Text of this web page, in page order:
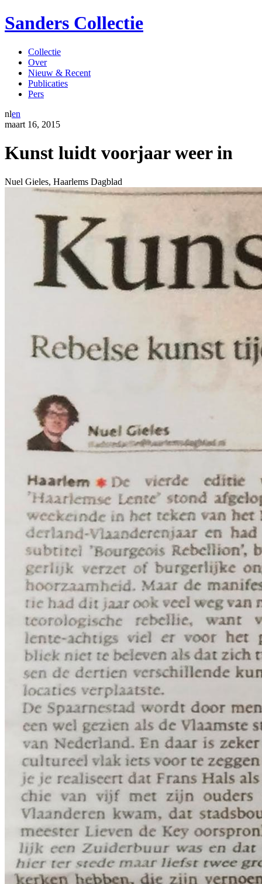
Sanders Collectie
Collectie
Over
Nieuw & Recent
Publicaties
Pers
nlen
maart 16, 2015
Kunst luidt voorjaar weer in
Nuel Gieles, Haarlems Dagblad